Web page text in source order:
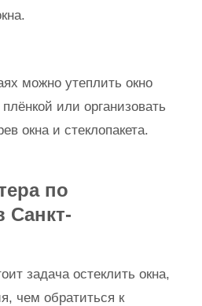
можно утеплить окно
или организовать
окна и стеклопакета.
по
Санкт-
задача остеклить окна,
чем обратиться к